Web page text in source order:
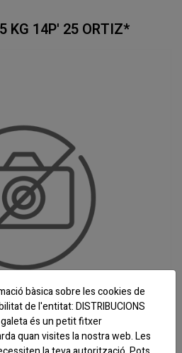
KG 14P' 25 ORTIZ*
bàsica sobre les cookies de
de l'entitat: DISTRIBUCIONS
galeta és un petit fitxer
quan visites la nostra web. Les